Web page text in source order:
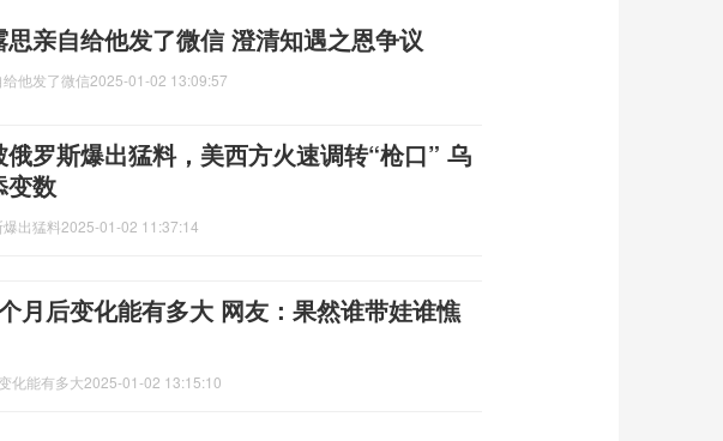
亲自给他发了微信 澄清知遇之恩争议
他发了微信2025-01-02 13:09:57
罗斯爆出猛料，美西方火速调转“枪口” 乌
变数
出猛料2025-01-02 11:37:14
月后变化能有多大 网友：果然谁带娃谁憔
化能有多大2025-01-02 13:15:10